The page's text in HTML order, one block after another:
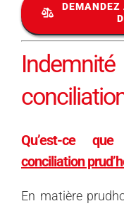
DEMANDEZ
Qu’est-ce que
conciliation
En matière